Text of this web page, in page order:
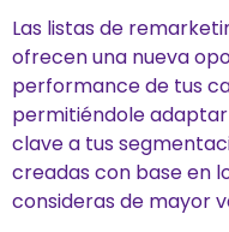
Las listas de
ofrecen una nueva
performance de tus
permitiéndole
clave a tus
creadas con base en
consideras de mayor